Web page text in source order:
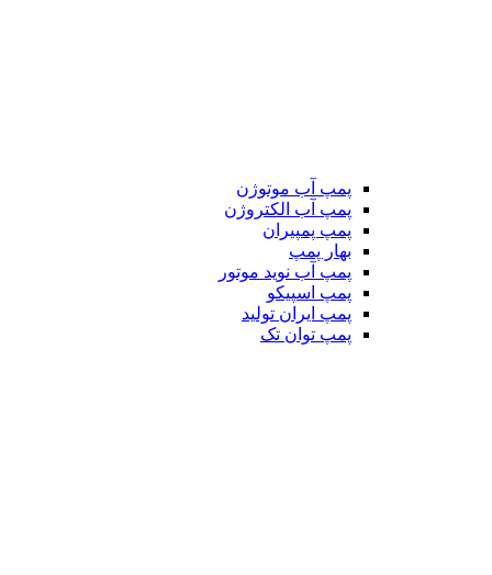
پمپ آب موتوژن
پمپ آب الکتروژن
پمپ پمپیران
بهار پمپ
پمپ آب نوید موتور
پمپ اسپیکو
پمپ ایران تولید
پمپ توان تک